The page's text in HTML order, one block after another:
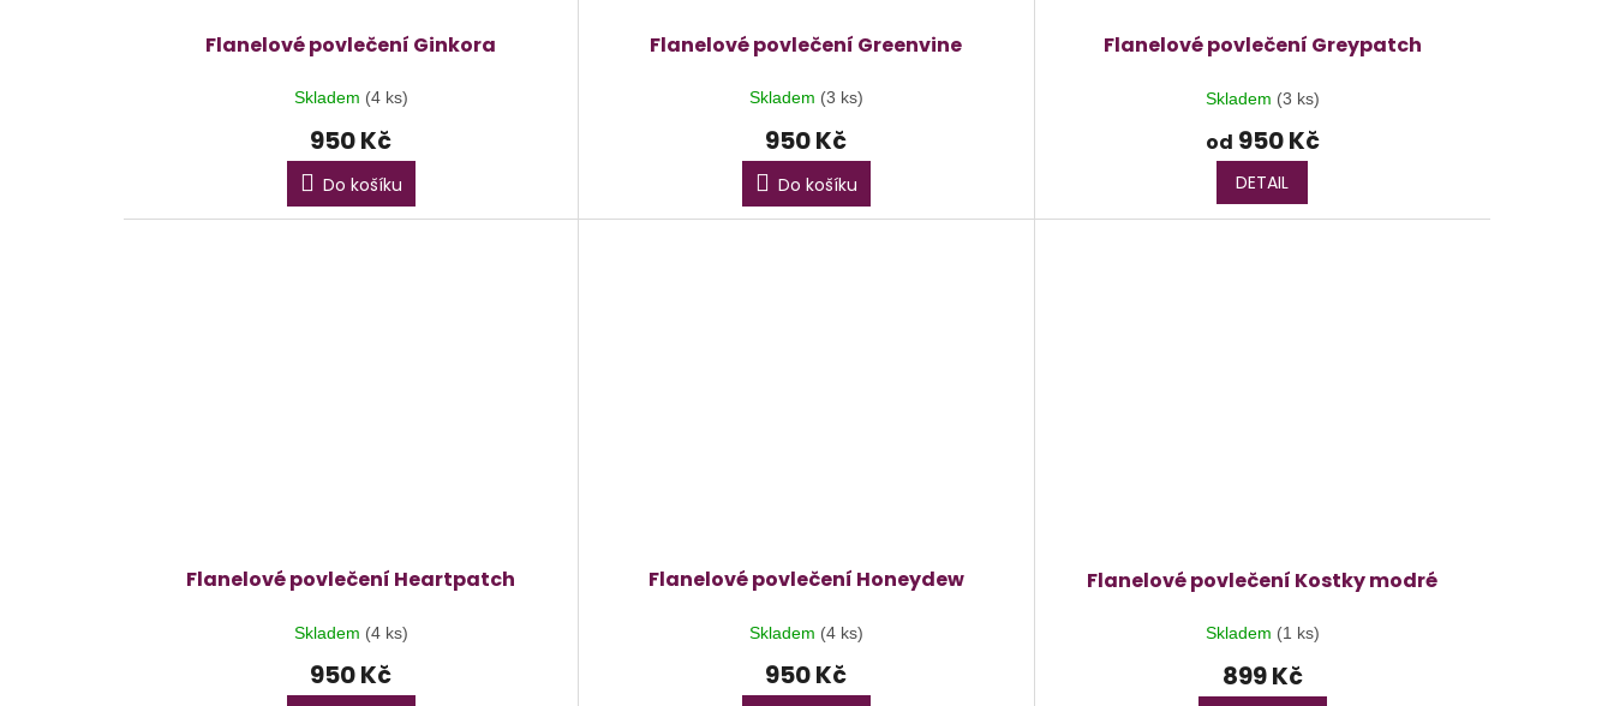
Flanelové povlečení Ginkora
Skladem (4 ks)
950 Kč
Do košíku
Flanelové povlečení Greenvine
Skladem (3 ks)
950 Kč
Do košíku
Flanelové povlečení Greypatch
Skladem (3 ks)
od 950 Kč
DETAIL
Flanelové povlečení Heartpatch
Skladem (4 ks)
950 Kč
Flanelové povlečení Honeydew
Skladem (4 ks)
950 Kč
Flanelové povlečení Kostky modré
Skladem (1 ks)
899 Kč